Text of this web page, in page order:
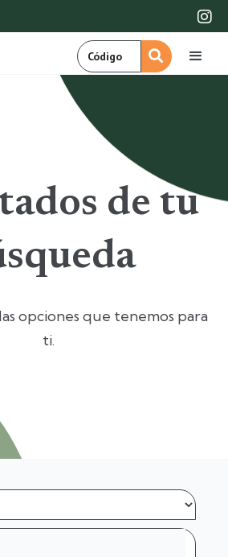

de tu
opciones que tenemos para
ti.